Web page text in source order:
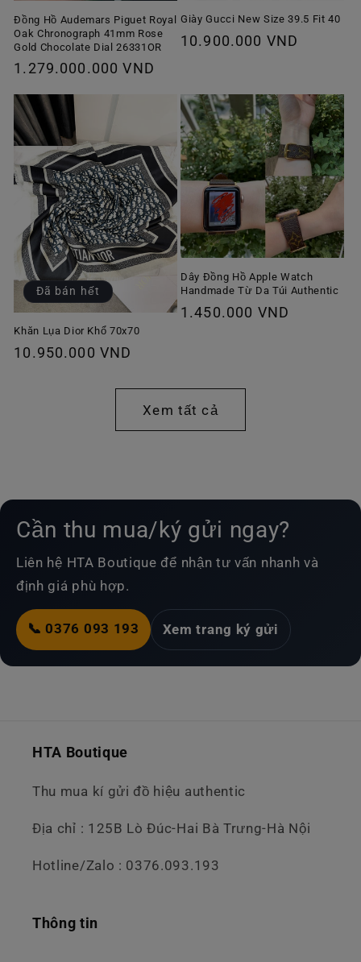
Đồng Hồ Audemars Piguet Royal
Oak Chronograph 41mm Rose
Gold Chocolate Dial 26331OR
Giá
thường
1.279.000.000 VND
Giày Gucci New Size 39.5 Fit 40
Giá
10.900.000 VND
Đã bán hết
Khăn Lụa Dior Khổ 70x70
Giá
10.950.000 VND
Dây Đồng Hồ Apple Watch
Handmade Từ Da Túi Authentic
Giá
1.450.000 VND
Xem tất cả
Cần thu mua/ký gửi ngay?
Liên hệ HTA Boutique để nhận tư vấn nhanh và
định giá phù hợp.
📞 0376 093 193 Xem trang ký gửi
HTA Boutique
Thu mua kí gửi đồ hiệu authentic
Địa chỉ : 125B Lò Đúc-Hai Bà Trưng-Hà Nội
Hotline/Zalo : 0376.093.193
Thông tin